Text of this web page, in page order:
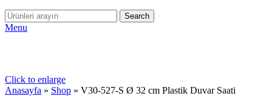
Search
Menu
Click to enlarge
Anasayfa » Shop » V30-527-S Ø 32 cm Plastik Duvar Saati